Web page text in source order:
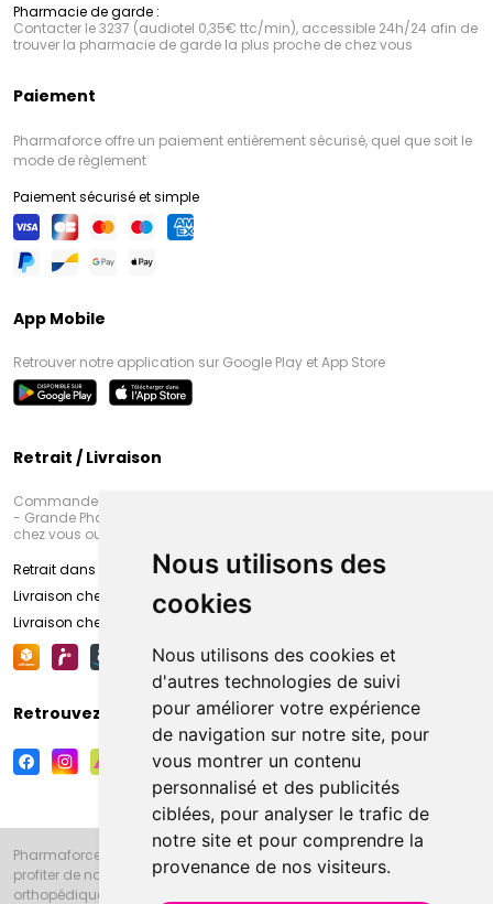
Nous utilisons des
cookies
Nous utilisons des cookies et
d'autres technologies de suivi
pour améliorer votre expérience
de navigation sur notre site, pour
vous montrer un contenu
personnalisé et des publicités
ciblées, pour analyser le trafic de
notre site et pour comprendre la
provenance de nos visiteurs.
Pharmacie de garde :
Contacter le 3237 (audiotel 0,35€ ttc/min), accessible 24h/24 afin de
trouver la pharmacie de garde la plus proche de chez vous
Paiement
Pharmaforce offre un paiement entièrement sécurisé, quel que soit le
mode de règlement
Paiement sécurisé et simple
App Mobile
Retrouver notre application sur Google Play et App Store
Retrait / Livraison
Commandez en ligne et venez chercher votre commande à Amiens
- Grande Pharmacie d’Amiens (Fachon) ou recevez-là rapidement
chez vous ou en point retrait
Retrait dans la pharmacie d’Amiens
Livraison chez vous
Livraison chez votre commerçant
Retrouvez-nous sur vos réseaux sociaux
Pharmaforce.fr et la Grande Pharmacie d’Amiens vous souhaitent de
profiter de notre accueil, de nos conseils pharmaceutiques,
orthopédiques, homéopathiques, parapharmaceutiques, beauté et